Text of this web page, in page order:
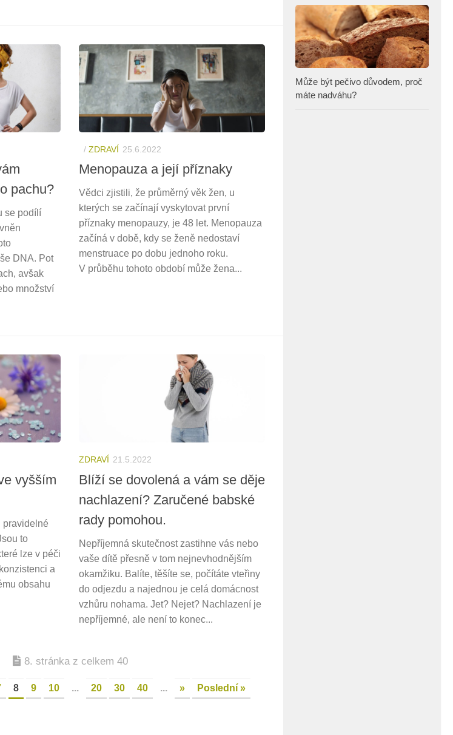
pachu?
se podílí
DNA. Pot
avšak
množství
/ ZDRAVÍ 25.6.2022
Menopauza a její příznaky
Vědci zjistili, že průměrný věk žen, u
kterých se začínají vyskytovat první
příznaky menopauzy, je 48 let. Menopauza
začíná v době, kdy se ženě nedostaví
menstruace po dobu jednoho roku.
V průběhu tohoto období může žena...
vyšším
pravidelné
to
lze v péči
a
obsahu
ZDRAVÍ 21.5.2022
Blíží se dovolená a vám se děje
nachlazení? Zaručené babské
rady pomohou.
Nepříjemná skutečnost zastihne vás nebo
vaše dítě přesně v tom nejnevhodnějším
okamžiku. Balíte, těšíte se, počítáte vteřiny
do odjezdu a najednou je celá domácnost
vzhůru nohama. Jet? Nejet? Nachlazení je
nepříjemné, ale není to konec...
8. stránka z celkem 40
8 9 10 ... 20 30 40 ... » Poslední »
Může být pečivo důvodem, proč
máte nadváhu?